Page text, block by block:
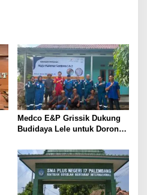
Medco E&P Grissik Dukung
Budidaya Lele untuk Dorong
Masyarakat